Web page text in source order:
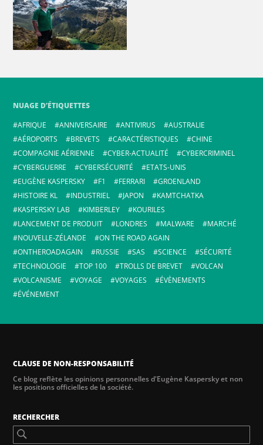
NUAGE D’ÉTIQUETTES
AFRIQUE
ANNIVERSAIRE ANTIVIRUS
AUSTRALIE
AÉROPORTS
BREVETS CARACTÉRISTIQUES
CHINE
COMPAGNIE AÉRIENNE
CYBER-ACTUALITÉ
CYBERCRIMINEL
CYBERGUERRE
CYBERSÉCURITÉ
ETATS-UNIS
EUGÈNE KASPERSKY
F1 FERRARI
GROENLAND
HISTOIRE KL
INDUSTRIEL JAPON
KAMTCHATKA
KASPERSKY LAB
KIMBERLEY
KOURILES
LANCEMENT DE PRODUIT
LONDRES MALWARE
MARCHÉ
NOUVELLE-ZÉLANDE
ON THE ROAD AGAIN
ONTHEROADAGAIN
RUSSIE SAS SCIENCE
SÉCURITÉ
TECHNOLOGIE
TOP 100 TROLLS DE BREVET
VOLCAN
VOLCANISME
VOYAGE VOYAGES
ÉVÈNEMENTS
ÉVÉNEMENT
CLAUSE DE NON-RESPONSABILITÉ
Ce blog reflète les opinions personnelles d'Eugène Kaspersky et non
les positions officielles de la société.
RECHERCHER